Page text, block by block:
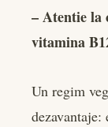
– Atentie la
vitamina
Un regim